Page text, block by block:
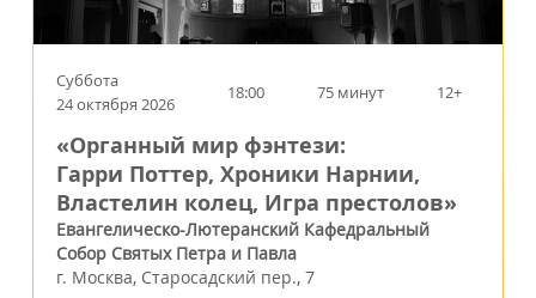
Суббота
24 октября 2026
18:00 75 минут 12+
«Органный мир фэнтези:
Гарри Поттер, Хроники Нарнии,
Властелин колец, Игра престолов»
Евангелическо-Лютеранский Кафедральный
Собор Святых Петра и Павла
г. Москва, Старосадский пер., 7